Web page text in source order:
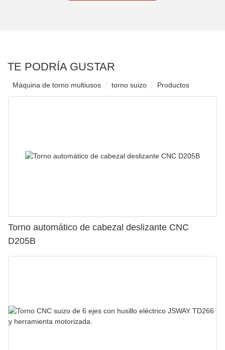
TE PODRÍA GUSTAR
Productos
torno suizo
Máquina de torno multiusos
Torno automático de cabezal deslizante CNC
D205B